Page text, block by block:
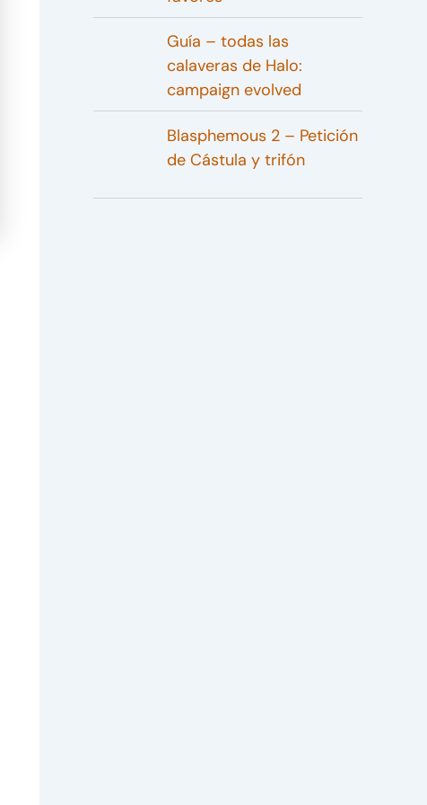
Guía – todas las
calaveras de Halo:
campaign evolved
Blasphemous 2 – Petición
de Cástula y trifón